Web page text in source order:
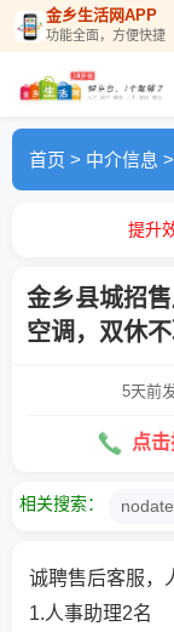
金乡生活网APP
功能全面，方便快捷
首页 > 中介信息 >
提升
金乡县城招
空调，双休
5天前
点
相关搜索： nodate
诚聘售后客服，
1.人事助理2名